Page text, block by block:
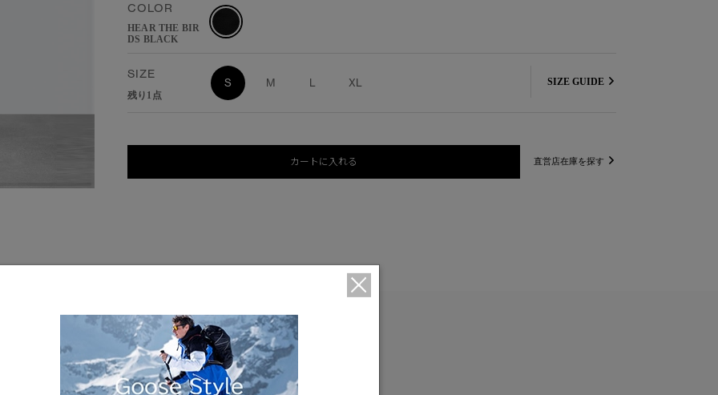
COLOR
HEAR THE BIR
DS BLACK
SIZE
残り1点
S M L XL SIZE GUIDE
カートに入れる 直営店在庫を探す
DETAIL